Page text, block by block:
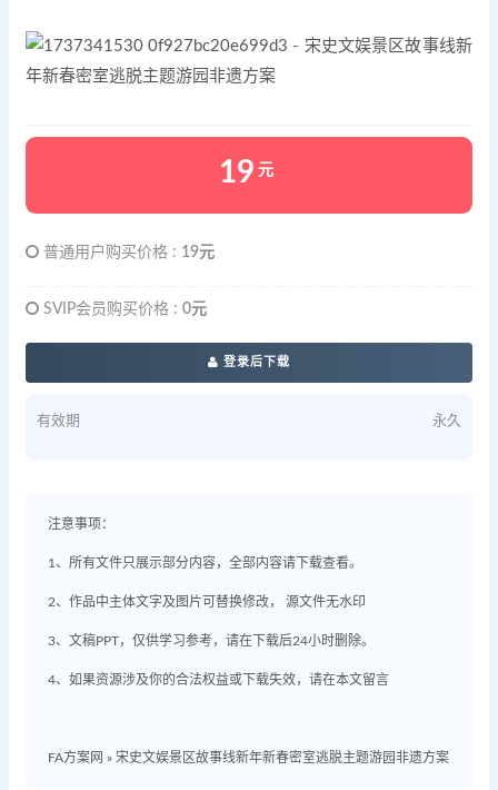
19 元
普通用户购买价格 : 19元
SVIP会员购买价格 : 0元
登录后下载
有效期 永久
注意事项：
1、所有文件只展示部分内容，全部内容请下载查看。
2、作品中主体文字及图片可替换修改， 源文件无水印
3、文稿PPT，仅供学习参考，请在下载后24小时删除。
4、如果资源涉及你的合法权益或下载失效，请在本文留言
FA方案网 » 宋史文娱景区故事线新年新春密室逃脱主题游园非遗方案